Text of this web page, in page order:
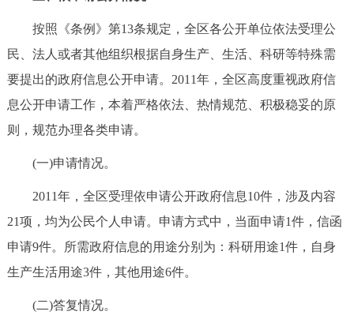
按照《条例》第13条规定，全区各公开单位依法受理公
民、法人或者其他组织根据自身生产、生活、科研等特殊需
要提出的政府信息公开申请。2011年，全区高度重视政府信
息公开申请工作，本着严格依法、热情规范、积极稳妥的原
则，规范办理各类申请。
(一)申请情况。
2011年，全区受理依申请公开政府信息10件，涉及内容
21项，均为公民个人申请。申请方式中，当面申请1件，信函
申请9件。所需政府信息的用途分别为：科研用途1件，自身
生产生活用途3件，其他用途6件。
(二)答复情况。